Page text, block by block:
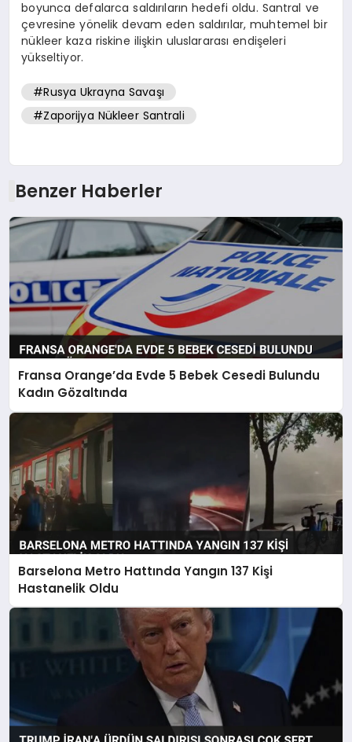
boyunca defalarca saldırıların hedefi oldu. Santral ve
çevresine yönelik devam eden saldırılar, muhtemel bir
nükleer kaza riskine ilişkin uluslararası endişeleri
yükseltiyor.
#Rusya Ukrayna Savaşı
#Zaporijya Nükleer Santrali
Benzer Haberler
Fransa Orange’da Evde 5 Bebek Cesedi Bulundu
Kadın Gözaltında
Barselona Metro Hattında Yangın 137 Kişi
Hastanelik Oldu